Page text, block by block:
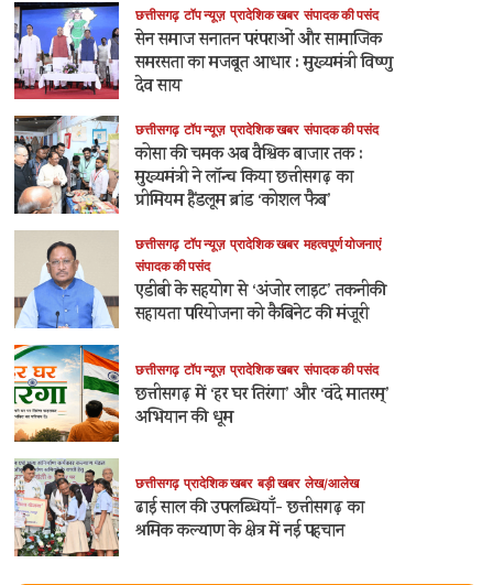
छत्तीसगढ़ टॉप न्यूज़ प्रादेशिक खबर संपादक की पसंद
सेन समाज सनातन परंपराओं और सामाजिक
समरसता का मजबूत आधार : मुख्यमंत्री विष्णु
देव साय
छत्तीसगढ़ टॉप न्यूज़ प्रादेशिक खबर संपादक की पसंद
कोसा की चमक अब वैश्विक बाजार तक :
मुख्यमंत्री ने लॉन्च किया छत्तीसगढ़ का
प्रीमियम हैंडलूम ब्रांड ‘कोशल फैब’
छत्तीसगढ़ टॉप न्यूज़ प्रादेशिक खबर महत्वपूर्ण योजनाएं
संपादक की पसंद
एडीबी के सहयोग से ‘अंजोर लाइट’ तकनीकी
सहायता परियोजना को कैबिनेट की मंजूरी
छत्तीसगढ़ टॉप न्यूज़ प्रादेशिक खबर संपादक की पसंद
छत्तीसगढ़ में ‘हर घर तिरंगा’ और ‘वंदे मातरम्’
अभियान की धूम
छत्तीसगढ़ प्रादेशिक खबर बड़ी खबर लेख/आलेख
ढाई साल की उपलब्धियाँ- छत्तीसगढ़ का
श्रमिक कल्याण के क्षेत्र में नई पहचान